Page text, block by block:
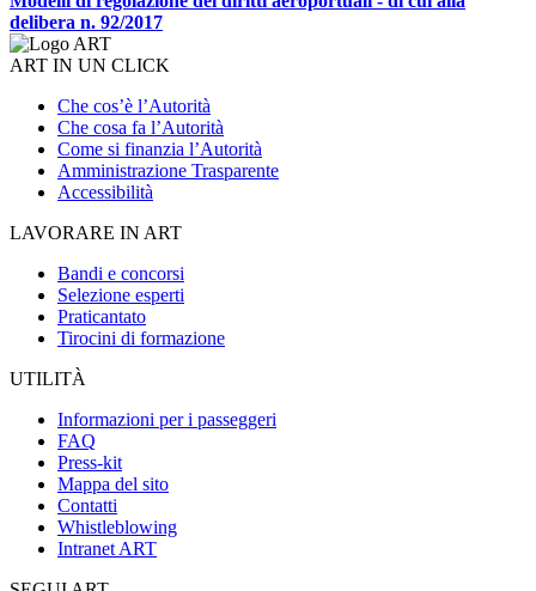
delibera n. 92/2017
ART IN UN CLICK
Che cos’è l’Autorità
Che cosa fa l’Autorità
Come si finanzia l’Autorità
Amministrazione Trasparente
Accessibilità
LAVORARE IN ART
Bandi e concorsi
Selezione esperti
Praticantato
Tirocini di formazione
UTILITÀ
Informazioni per i passeggeri
FAQ
Press-kit
Mappa del sito
Contatti
Whistleblowing
Intranet ART